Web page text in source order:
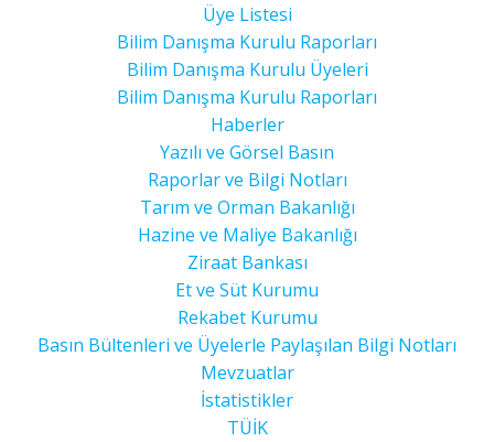
Üye Listesi
Bilim Danışma Kurulu Raporları
Bilim Danışma Kurulu Üyeleri
Bilim Danışma Kurulu Raporları
Haberler
Yazılı ve Görsel Basın
Raporlar ve Bilgi Notları
Tarım ve Orman Bakanlığı
Hazine ve Maliye Bakanlığı
Ziraat Bankası
Et ve Süt Kurumu
Rekabet Kurumu
Basın Bültenleri ve Üyelerle Paylaşılan Bilgi Notları
Mevzuatlar
İstatistikler
TÜİK